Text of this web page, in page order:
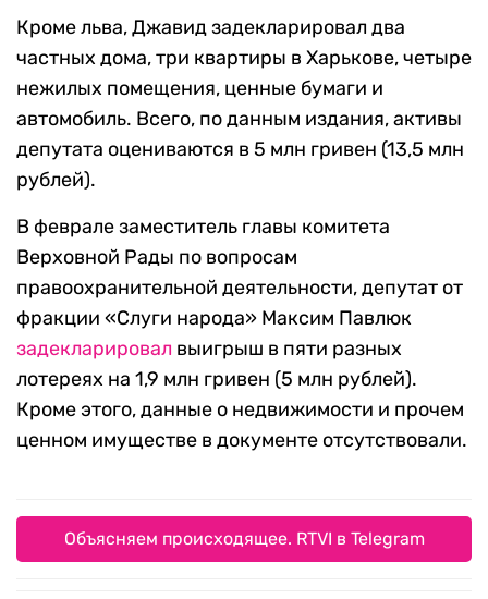
Кроме льва, Джавид задекларировал два
частных дома, три квартиры в Харькове, четыре
нежилых помещения, ценные бумаги и
автомобиль. Всего, по данным издания, активы
депутата оцениваются в 5 млн гривен (13,5 млн
рублей).
В феврале заместитель главы комитета
Верховной Рады по вопросам
правоохранительной деятельности, депутат от
фракции «Слуги народа» Максим Павлюк
задекларировал выигрыш в пяти разных
лотереях на 1,9 млн гривен (5 млн рублей).
Кроме этого, данные о недвижимости и прочем
ценном имуществе в документе отсутствовали.
Объясняем происходящее. RTVI в Telegram